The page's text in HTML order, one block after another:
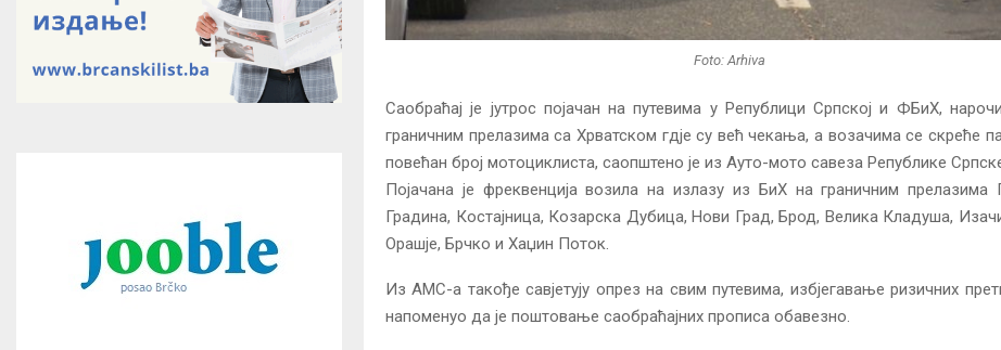
Foto: Arhiva
Саобраћај је јутрос појачан на путевима у Републици Српској и ФБиХ,
граничним прелазима са Хрватском гдје су већ чекања, а возачима се скреће
повећан број мотоциклиста, саопштено је из Ауто-мото савеза Републике
Појачана је фреквенција возила на излазу из БиХ на граничним прелазима
Градина, Костајница, Козарска Дубица, Нови Град, Брод, Велика Кладуша,
Орашје, Брчко и Хаџин Поток.
Из АМС-а такође савјетују опрез на свим путевима, избјегавање ризичних
напоменуо да је поштовање саобраћајних прописа обавезно.